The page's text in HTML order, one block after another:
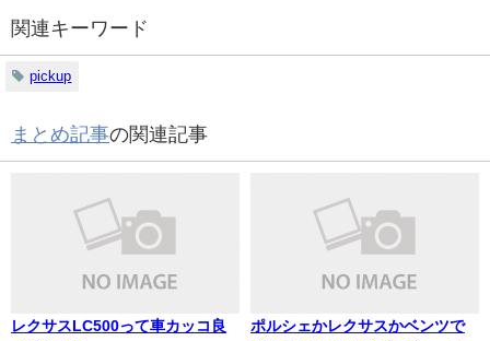
関連キーワード
pickup
まとめ記事の関連記事
レクサスLC500って車カッコ良
ポルシェかレクサスかベンツで